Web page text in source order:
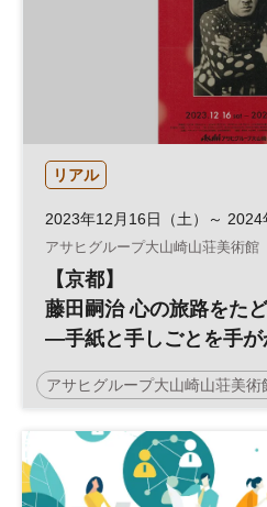
リアル
2023年12月16日（土）～ 2024
アサヒグループ大山崎山荘美術館
【京都】
藤田嗣治 心の旅路をた
―手紙と手しごとを手が
アサヒグループ大山崎山荘美術